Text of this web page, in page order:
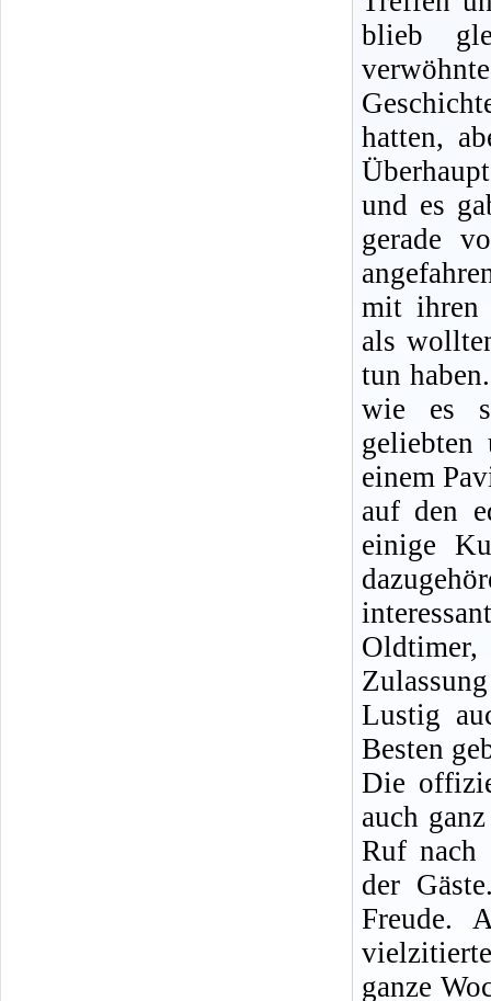
blieb
hatten,
und es
gerade
mit ihren
als
tun
wie es
einem
auf den
einige
Lustig
Besten
Die
auch
Ruf nach
der
Freude.
ganze